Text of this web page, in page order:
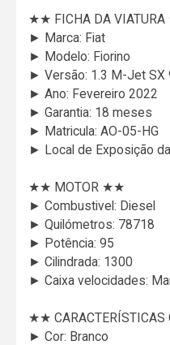
★★ FICHA DA
► Marca: Fiat
► Modelo: Fiorino
► Versão: 1.3 M-Jet SX
► Ano: Fevereiro 2022
► Garantia: 18 meses
► Matricula: AO-05-HG
► Local de Exposição
★★ MOTOR ★★
► Combustivel: Diesel
► Quilómetros: 78718
► Potência: 95
► Cilindrada: 1300
► Caixa velocidades:
★★
► Cor: Branco